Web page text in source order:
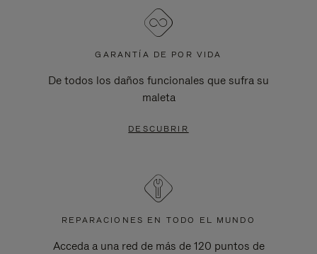
GARANTÍA DE POR VIDA
De todos los daños funcionales que sufra su
maleta
DESCUBRIR
REPARACIONES EN TODO EL MUNDO
Acceda a una red de más de 120 puntos de